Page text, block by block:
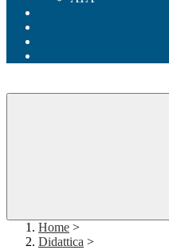
Home >
Didattica >